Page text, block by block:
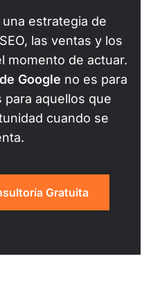
estrategia de
las ventas y los
momento de actuar.
Google no es para
aquellos que
cuando se
Gratuita